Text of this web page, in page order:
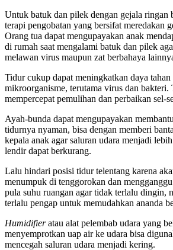
Untuk batuk dan pilek dengan gejala ringan
terapi pengobatan yang bersifat meredakan
Orang tua dapat mengupayakan anak
di rumah saat mengalami batuk dan pilek
melawan virus maupun zat berbahaya
Tidur cukup dapat meningkatkan daya
mikroorganisme, terutama virus dan bakteri.
mempercepat pemulihan dan perbaikan sel-
Ayah-bunda dapat mengupayakan
tidurnya nyaman, bisa dengan memberi
kepala anak agar saluran udara menjadi
lendir dapat berkurang.
Lalu hindari posisi tidur telentang karena
menumpuk di tenggorokan dan
pula suhu ruangan agar tidak terlalu dingin,
terlalu pengap untuk memudahkan ananda
Humidifieratau alat pelembab udara yang
menyemprotkan uap air ke udara bisa
mencegah saluran udara menjadi kering.